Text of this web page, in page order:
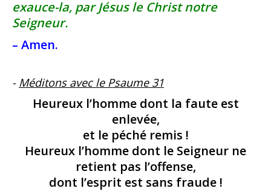
exauce-la, par Jésus le Christ notre
Seigneur.
– Amen.
- Méditons avec le Psaume 31
Heureux l’homme dont la faute est
enlevée,
et le péché remis !
Heureux l’homme dont le Seigneur ne
retient pas l’offense,
dont l’esprit est sans fraude !